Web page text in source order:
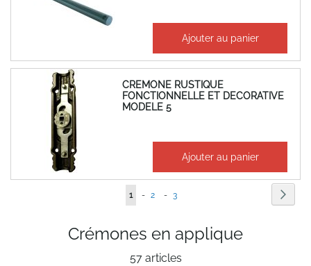
57articles
Crémones en applique
Ajouter au panier
CREMONE RUSTIQUE
FONCTIONNELLE ET DECORATIVE
MODELE 5
169,27 €
141,06 € Ajouter au panier
Vous
actuellement
la
1 - Page
2 - Page
3